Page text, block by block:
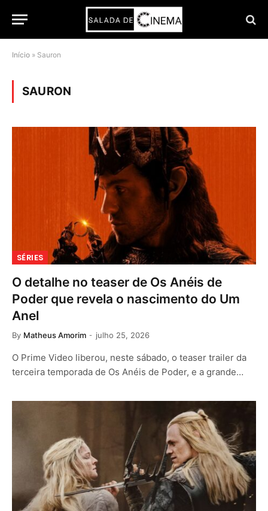
Início » Sauron
SAURON
SÉRIES
O detalhe no teaser de Os Anéis de
Poder que revela o nascimento do Um
Anel
By Matheus Amorim julho 25, 2026
O Prime Video liberou, neste sábado, o teaser trailer da
terceira temporada de Os Anéis de Poder, e a grande…